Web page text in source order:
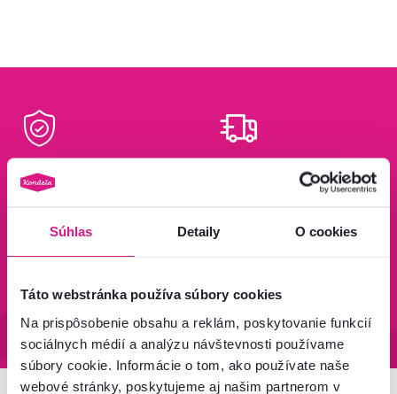
Súhlas Detaily O cookies
Táto webstránka používa súbory cookies
Na prispôsobenie obsahu a reklám, poskytovanie funkcií
sociálnych médií a analýzu návštevnosti používame
súbory cookie. Informácie o tom, ako používate naše
webové stránky, poskytujeme aj našim partnerom v
95 % tovaru na sklade
Zistiť viac
Vrátenie tovaru do 60 dní
Zistiť viac